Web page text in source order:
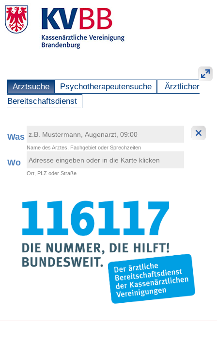
Arztsuche Psychotherapeutensuche
Ärztlicher
Bereitschaftsdienst
Was
Name des Arztes, Fachgebiet oder Sprechzeiten
Wo
Ort, PLZ oder Straße